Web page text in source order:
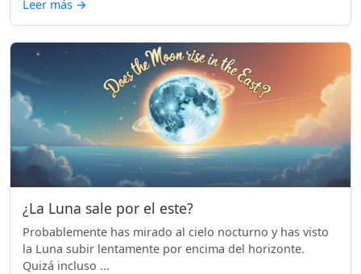
Leer más →
¿La Luna sale por el este?
Probablemente has mirado al cielo nocturno y has visto
la Luna subir lentamente por encima del horizonte.
Quizá incluso ...